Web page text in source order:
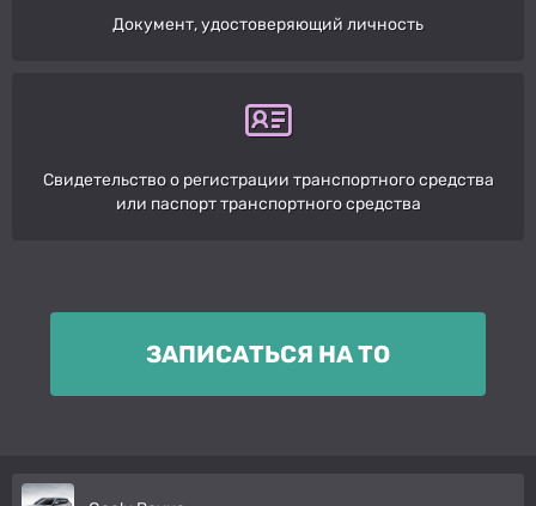
Документ, удостоверяющий личность
Свидетельство о регистрации транспортного средства
или паспорт транспортного средства
ЗАПИСАТЬСЯ НА ТО